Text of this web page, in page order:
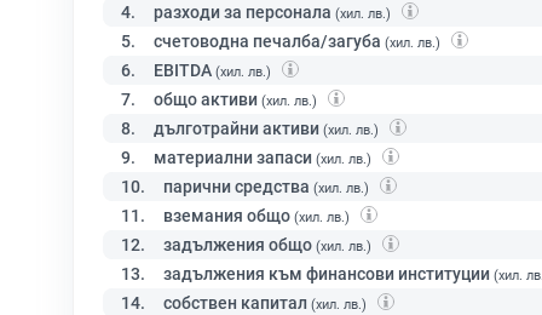
4. разходи за персонала (хил. лв.)
5. счетоводна печалба/загуба (хил. лв.)
6. EBITDA (хил. лв.)
7. общо активи (хил. лв.)
8. дълготрайни активи (хил. лв.)
9. материални запаси (хил. лв.)
10. парични средства (хил. лв.)
11. вземания общо (хил. лв.)
12. задължения общо (хил. лв.)
13. задължения към финансови институции (хил.
14. собствен капитал (хил. лв.)